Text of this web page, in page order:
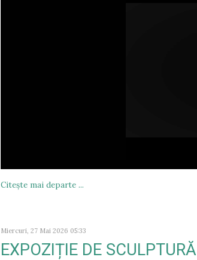
Citeşte mai departe ...
Miercuri, 27 Mai 2026 05:33
EXPOZIȚIE DE SCULPTURĂ